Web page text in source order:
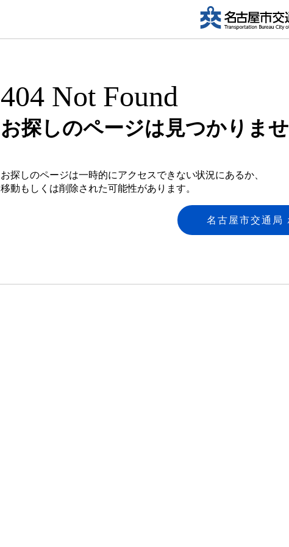
404 Not Found
お探しのページは 見つかりませ
お探しのページは一時的にアクセスできない状況にあるか、
移動もしくは削除された可能性があります。
名古屋市交通局